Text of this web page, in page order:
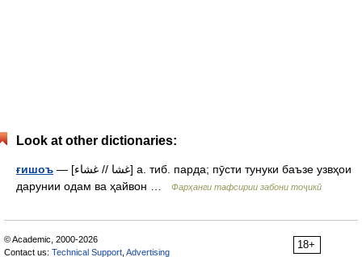
Look at other dictionaries:
ғишоъ — [غشا // غشاء] а. тиб. парда; пӯсти тунуки баъзе узвҳои
дарунии одам ва ҳайвон …
Фарҳанги тафсирии забони тоҷикӣ
18+
© Academic, 2000-2026
Contact us: Technical Support Advertising